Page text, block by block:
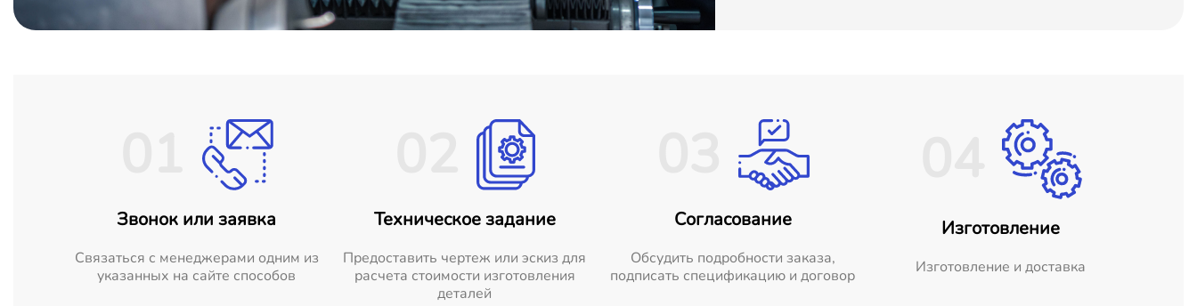
Звонок или заявка
Cвязаться с менеджерами одним из
указанных на сайте способов
Техническое задание
Предоставить чертеж или эскиз для
расчета стоимости изготовления
деталей
Согласование
Обсудить подробности заказа,
подписать спецификацию и договор
Изготовление
Изготовление и доставка